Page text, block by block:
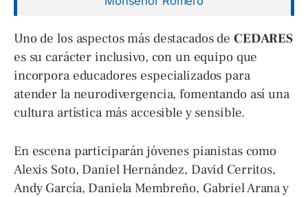
Uno de los aspectos más destacados de CEDARES
es su carácter inclusivo, con un equipo que
incorpora educadores especializados para
atender la neurodivergencia, fomentando así una
cultura artística más accesible y sensible.
En escena participarán jóvenes pianistas como
Alexis Soto, Daniel Hernández, David Cerritos,
Andy García, Daniela Membreño, Gabriel Arana y